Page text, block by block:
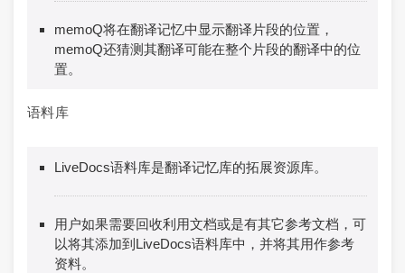
memoQ将在翻译记忆中显示翻译片段的位置，
memoQ还猜测其翻译可能在整个片段的翻译中的位
置。
语料库
LiveDocs语料库是翻译记忆库的拓展资源库。
用户如果需要回收利用文档或是有其它参考文档，可
以将其添加到LiveDocs语料库中，并将其用作参考
资料。